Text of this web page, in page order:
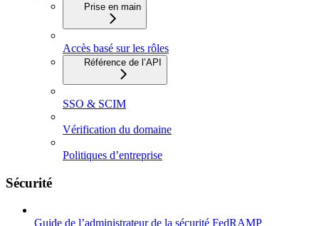
Prise en main
Accès basé sur les rôles
Référence de l’API
SSO & SCIM
Vérification du domaine
Politiques d’entreprise
Sécurité
Guide de l’administrateur de la sécurité FedRAMP